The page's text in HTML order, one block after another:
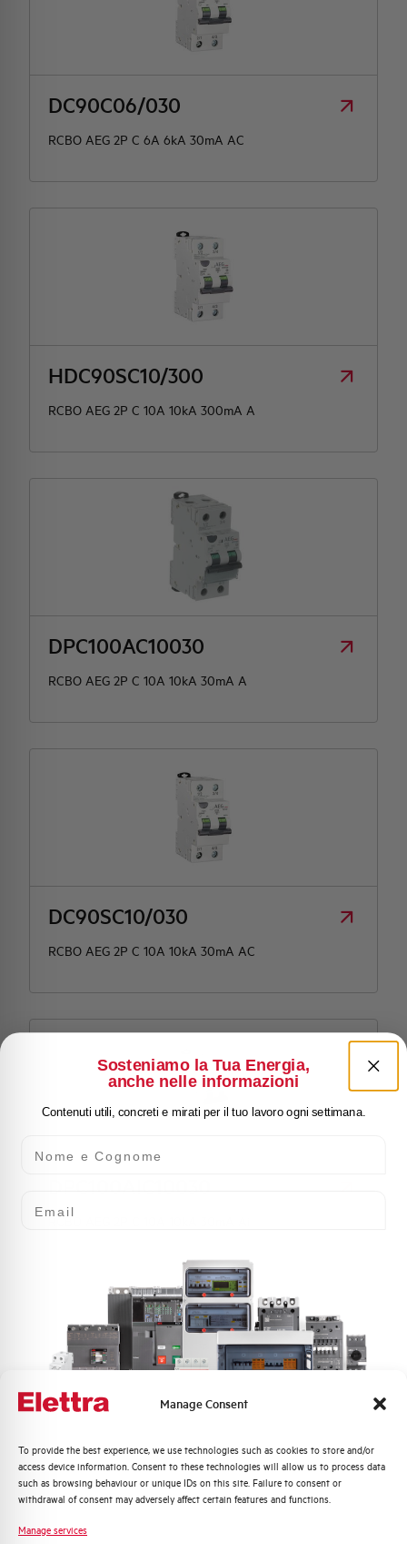
Manage Consent
To provide the best experience, we use technologies such as cookies to store and/or
access device information. Consent to these technologies will allow us to process data
such as browsing behaviour or unique IDs on this site. Failure to consent or
withdrawal of consent may adversely affect certain features and functions.
Manage services
DC90C06/030
RCBO AEG 2P C 6A 6kA 30mA AC
HDC90SC10/300
RCBO AEG 2P C 10A 10kA 300mA A
DPC100AC10030
RCBO AEG 2P C 10A 10kA 30mA A
DC90SC10/030
RCBO AEG 2P C 10A 10kA 30mA AC
RCBO AEG 2P C 10A 10kA 30mA Ai
DC90EC10/300
RCBO AEG 2P C 10A 4,5kA 300mA AC
Sosteniamo la Tua Energia,
anche nelle informazioni
Contenuti utili, concreti e mirati per il tuo lavoro ogni settimana.
Quali argomenti ti interessano di più?
Distribuzione di Energia
Automazione Industriale